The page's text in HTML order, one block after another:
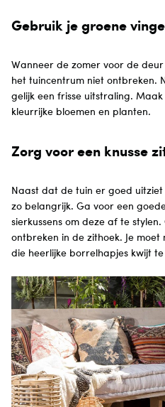
Gebruik je groene
Wanneer de zomer voor de
het tuincentrum niet ontbreken.
gelijk een frisse uitstraling.
kleurrijke bloemen en planten.
Zorg voor een knusse
Naast dat de tuin er goed uitziet
zo belangrijk. Ga voor een
sierkussens om deze af te
ontbreken in de zithoek. Je
die heerlijke borrelhapjes kwijt te